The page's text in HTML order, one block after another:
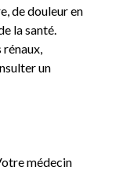
de douleur en
la santé.
un
médecin